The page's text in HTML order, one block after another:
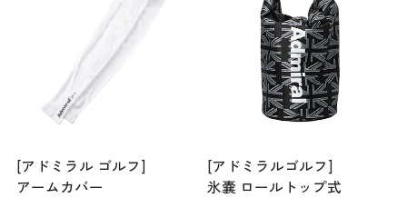
[アドミラル ゴルフ]
アームカバー
[アドミラルゴルフ]
氷嚢 ロールトップ式